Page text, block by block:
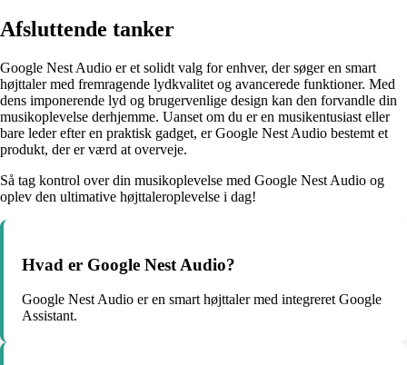
Afsluttende tanker
Google Nest Audio er et solidt valg for enhver, der søger en smart
højttaler med fremragende lydkvalitet og avancerede funktioner. Med
dens imponerende lyd og brugervenlige design kan den forvandle din
musikoplevelse derhjemme. Uanset om du er en musikentusiast eller
bare leder efter en praktisk gadget, er Google Nest Audio bestemt et
produkt, der er værd at overveje.
Så tag kontrol over din musikoplevelse med Google Nest Audio og
oplev den ultimative højttaleroplevelse i dag!
Hvad er Google Nest Audio?
Google Nest Audio er en smart højttaler med integreret Google
Assistant.